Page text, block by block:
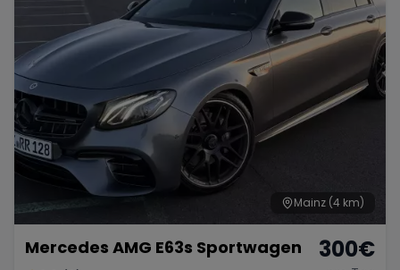
Tesla Chevrolet Dodge
Bentley Rolls Royce Aston Martin
Bugatti Lotus Maserati
Mainz (4 km)
Mercedes AMG E63s Sportwagen 300€